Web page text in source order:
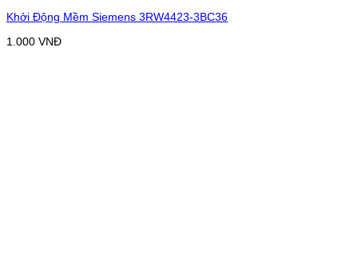
Khởi Động Mềm Siemens 3RW4423-3BC36
1.000 VNĐ